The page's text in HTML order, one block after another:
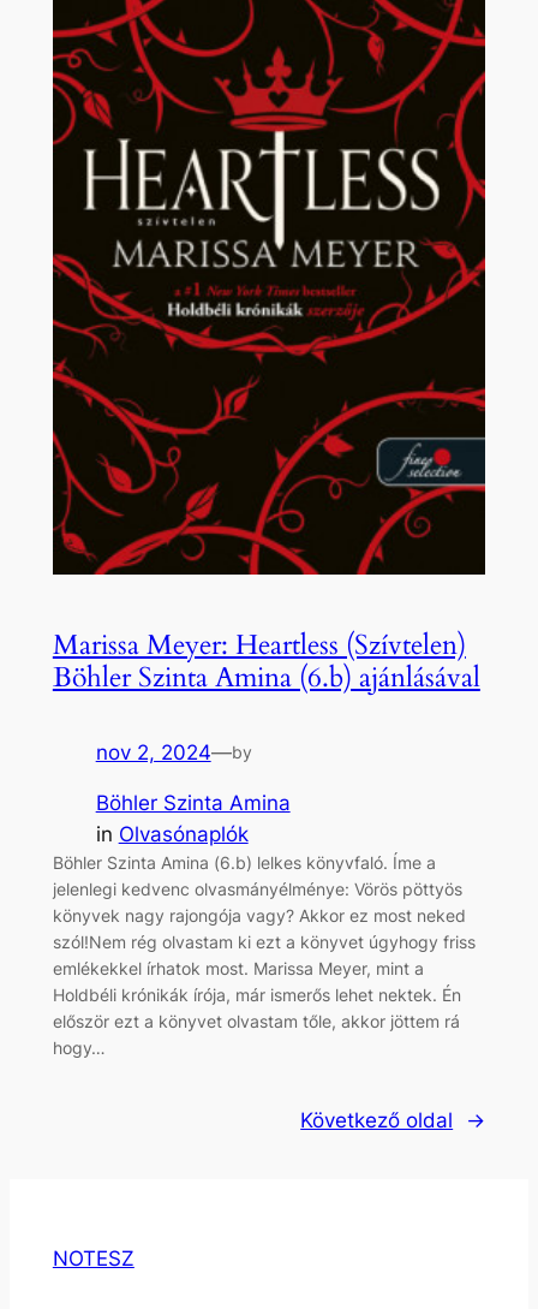
Marissa Meyer: Heartless (Szívtelen)
Böhler Szinta Amina (6.b) ajánlásával
nov 2, 2024—by
Böhler Szinta Amina
in Olvasónaplók
Böhler Szinta Amina (6.b) lelkes könyvfaló. Íme a
jelenlegi kedvenc olvasmányélménye: Vörös pöttyös
könyvek nagy rajongója vagy? Akkor ez most neked
szól!Nem rég olvastam ki ezt a könyvet úgyhogy friss
emlékekkel írhatok most. Marissa Meyer, mint a
Holdbéli krónikák írója, már ismerős lehet nektek. Én
először ezt a könyvet olvastam tőle, akkor jöttem rá
hogy…
Következő oldal →
NOTESZ